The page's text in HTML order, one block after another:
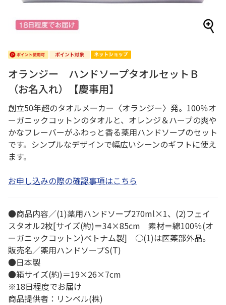
オランジー ハンドソープタオルセットＢ
（お名入れ）【慶事用】
創立50年超のタオルメーカー〈オランジー〉発。100％オ
ーガニックコットンのタオルと、オレンジ＆ハーブの爽や
かなフレーバーがふわっと香る薬用ハンドソープのセット
です。シンプルなデザインで幅広いシーンのギフトに使え
ます。
お申し込みの際の確認事項はこちら
●商品内容／(1)薬用ハンドソープ270ml×1、(2)フェイ
スタオル2枚[サイズ(約)＝34×85cm 素材＝綿100％(オ
ーガニックコットン)ベトナム製] ○(1)は医薬部外品。
販売名／薬用ハンドソープS(T)
●日本製
●箱サイズ(約)＝19×26×7cm
※18日程度でお届け
商品提供者：リンベル(株)